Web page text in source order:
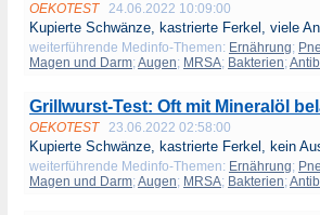
OEKOTEST 24.06.2022 10:09:00
Kupierte Schwänze, kastrierte Ferkel, viele
weiterführende Medinfo-Themen: Ernährung;
Magen und Darm; Augen; MRSA; Bakterien;
Grillwurst-Test: Oft mit Mineralöl
OEKOTEST 23.06.2022 02:58:00
Kupierte Schwänze, kastrierte Ferkel, kein
weiterführende Medinfo-Themen: Ernährung;
Magen und Darm; Augen; MRSA; Bakterien;